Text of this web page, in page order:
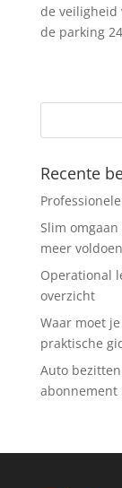
de veiligheid
de parking
Recente
Slim
meer
Operational
overzicht
Waar moet
praktische
Auto
abonnement